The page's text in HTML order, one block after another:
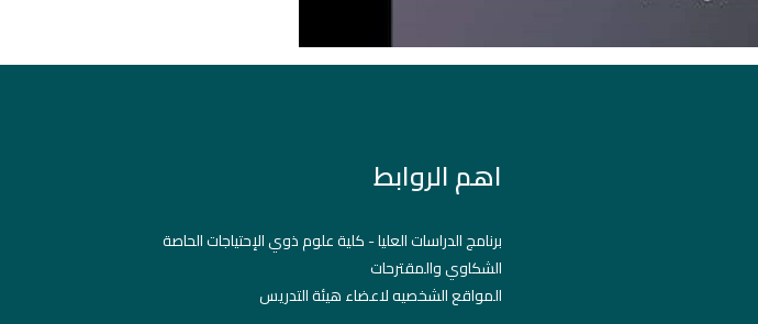
اهم الروابط
برنامج الدراسات العليا - كلية علوم ذوي الإحتياجات الحاصة
الشكاوي والمقترحات
المواقع الشخصيه لاعضاء هيئة التدريس